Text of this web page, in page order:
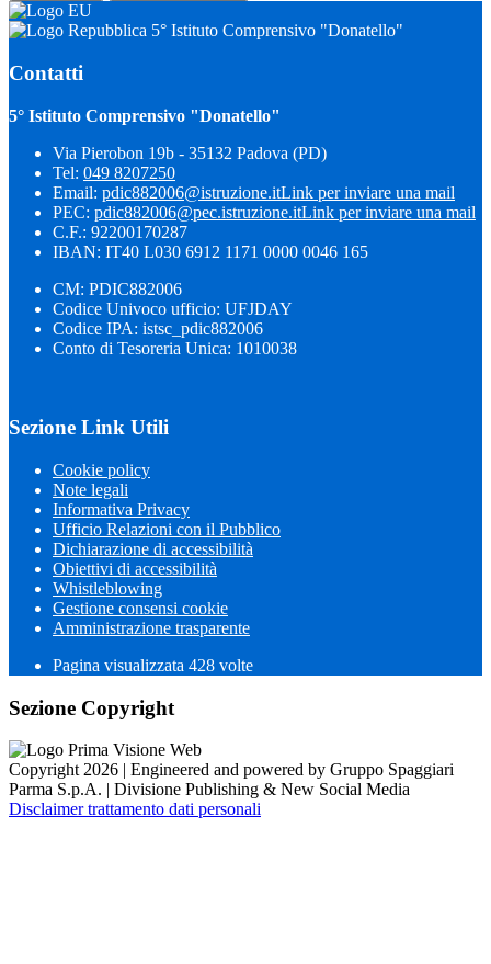
5° Istituto Comprensivo "Donatello"
Contatti
5° Istituto Comprensivo "Donatello"
Via Pierobon 19b - 35132 Padova (PD)
Tel: 049 8207250
Email: pdic882006@istruzione.itLink per inviare una mail
PEC: pdic882006@pec.istruzione.itLink per inviare una mail
C.F.: 92200170287
IBAN: IT40 L030 6912 1171 0000 0046 165
CM: PDIC882006
Codice Univoco ufficio: UFJDAY
Codice IPA: istsc_pdic882006
Conto di Tesoreria Unica: 1010038
Sezione Link Utili
Cookie policy
Note legali
Informativa Privacy
Ufficio Relazioni con il Pubblico
Dichiarazione di accessibilità
Obiettivi di accessibilità
Whistleblowing
Gestione consensi cookie
Amministrazione trasparente
Pagina visualizzata 428 volte
Sezione Copyright
Copyright 2026 | Engineered and powered by Gruppo Spaggiari
Parma S.p.A. | Divisione Publishing & New Social Media
Disclaimer trattamento dati personali